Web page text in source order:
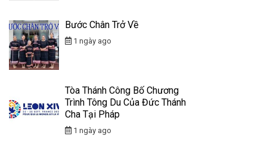
Bước Chân Trở Về
1 ngày ago
Tòa Thánh Công Bố Chương
Trình Tông Du Của Đức Thánh
Cha Tại Pháp
1 ngày ago